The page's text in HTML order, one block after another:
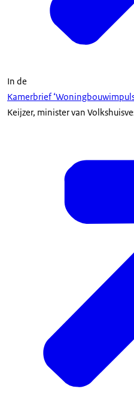
In de
Kamerbrief
Keijzer, minister van